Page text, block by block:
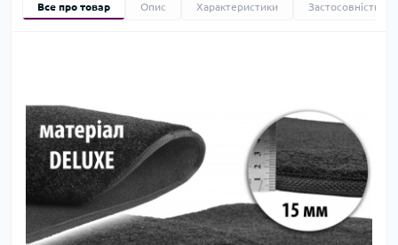
Все про товар Опис Характеристики Застосовність